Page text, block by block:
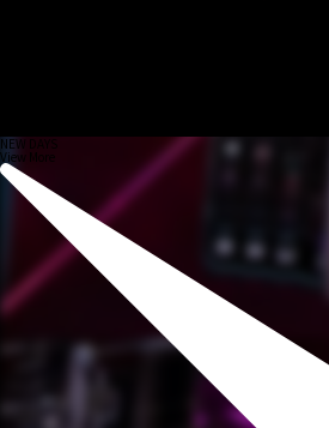
NEW DAYS
View More